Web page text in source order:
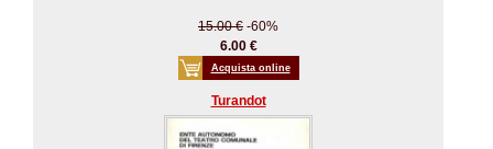
15.00 € -60%
6.00 €
Acquista online
Turandot